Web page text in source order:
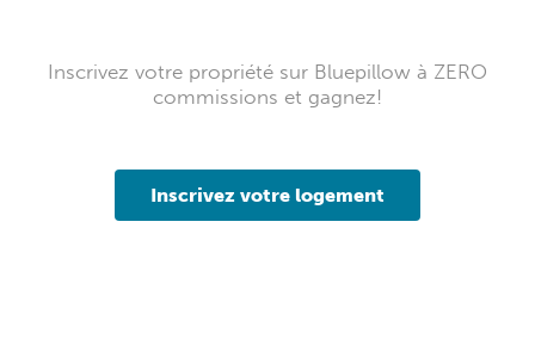
Inscrivez votre propriété sur Bluepillow à ZERO
commissions et gagnez!
Inscrivez votre logement